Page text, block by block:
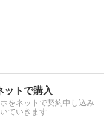
ットで購入
をネットで契約申し込み
ていきます